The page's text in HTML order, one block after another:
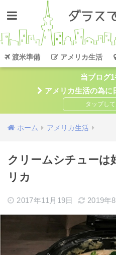
渡米準備 アメリカ生活
当ブログ1
アメリカ生活の為に
ホーム アメリカ生活
クリームシチューは
リカ
2017年11月19日 2019年